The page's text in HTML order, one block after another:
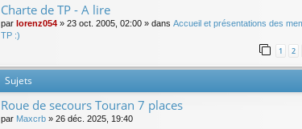
Charte de TP - A lire
par lorenz054 » 23 oct. 2005, 02:00 » dans Accueil et présentations des
TP :)
1 2
Sujets
Roue de secours Touran 7 places
par Maxcrb » 26 déc. 2025, 19:40